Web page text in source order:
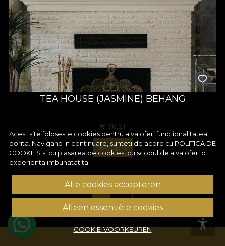
TEA HOUSE (JASMINE) BEHANG
€ 36,21
Kopen
Acest site foloseste cookies pentru a va oferi functionalitatea
dorita. Navigand in continuare, sunteti de acord cu POLITICA DE
COOKIES si cu plasarea de cookies, cu scopul de a va oferi o
experienta imbunatatita.
Alle cookies accepteren
Alleen essentiële cookies
COOKIE-VOORKEUREN